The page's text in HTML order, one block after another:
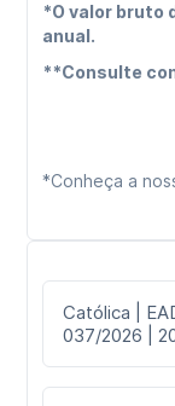
*O valor bruto
anual.
**Consulte
*Conheça a
Católica |
037/2026 |